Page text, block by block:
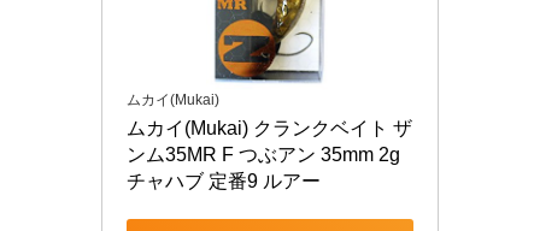
ムカイ(Mukai)
ムカイ(Mukai) クランクベイト ザ
ンム35MR F つぶアン 35mm 2g
チャハブ 定番9 ルアー